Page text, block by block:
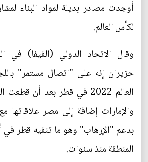
أوجدت مصادر بديلة لمواد البناء
لكأس العالم.
وقال الاتحاد الدولي (الفيفا) في
حزيران إنه على "اتصال مستمر"
العالم 2022 في قطر بعد أن
والإمارات إضافة إلى مصر علاقاتها
بدعم "الإرهاب" وهو ما تنفيه قطر
المنطقة منذ سنوات.